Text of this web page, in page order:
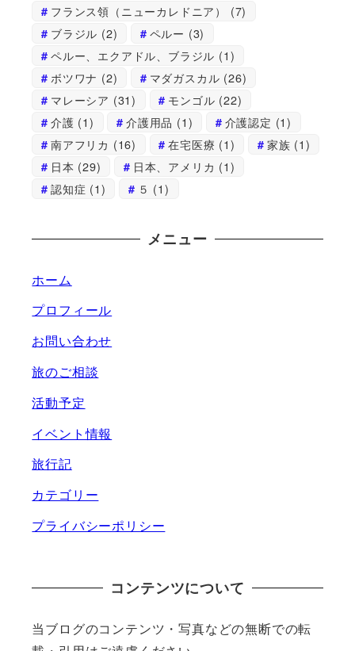
フランス領（ニューカレドニア）
(7)
ブラジル (2) ペルー (3)
ペルー、エクアドル、ブラジル (1)
ボツワナ (2) マダガスカル (26)
マレーシア (31) モンゴル (22)
介護 (1) 介護用品 (1) 介護認定 (1)
南アフリカ (16) 在宅医療 (1) 家族 (1)
日本 (29) 日本、アメリカ (1)
認知症 (1) ５ (1)
メニュー
ホーム
プロフィール
お問い合わせ
旅のご相談
活動予定
イベント情報
旅行記
カテゴリー
プライバシーポリシー
コンテンツについて
当ブログのコンテンツ・写真などの無断での転